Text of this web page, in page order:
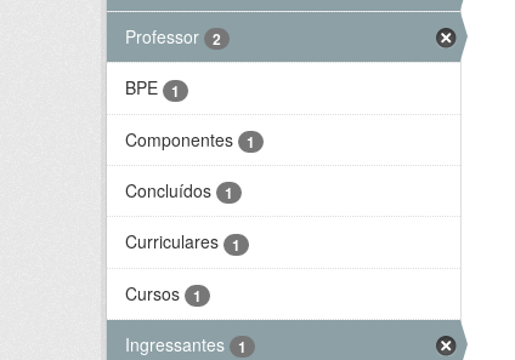
Professor 2
BPE 1
Componentes 1
Concluídos 1
Curriculares 1
Cursos 1
Ingressantes 1